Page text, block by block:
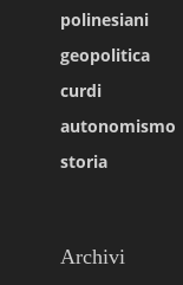
polinesiani
geopolitica
curdi
autonomismo
storia
Archivi